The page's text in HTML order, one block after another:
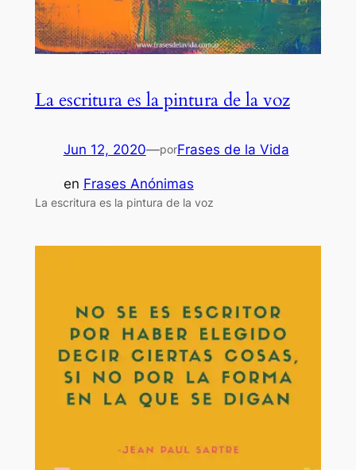
La escritura es la pintura de la voz
Jun 12, 2020—porFrases de la Vida
en Frases Anónimas
La escritura es la pintura de la voz